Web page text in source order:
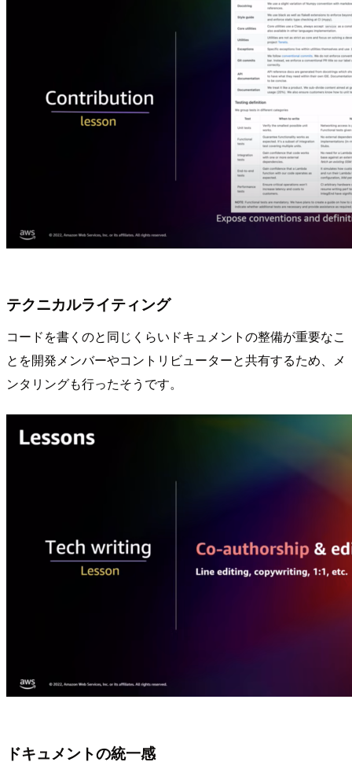
テクニカルライティング
コードを書くのと同じくらいドキュメントの整備が重要なこ
とを開発メンバーやコントリビューターと共有するため、メ
ンタリングも行ったそうです。
ドキュメントの統一感